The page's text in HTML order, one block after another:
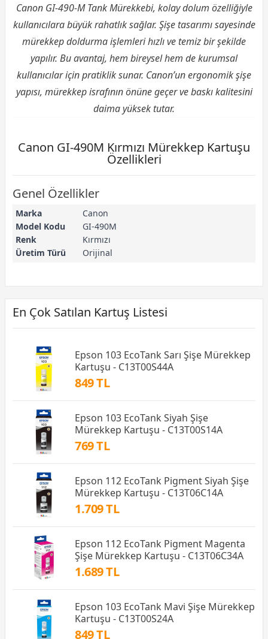
Canon GI-490-M Tank Mürekkebi, kolay dolum özelliğiyle
kullanıcılara büyük rahatlık sağlar. Şişe tasarımı sayesinde
mürekkep doldurma işlemleri hızlı ve temiz bir şekilde
yapılır. Bu avantaj, hem bireysel hem de kurumsal
kullanıcılar için pratiklik sunar. Canon’un ergonomik şişe
yapısı, mürekkep israfının önüne geçer ve baskı kalitesini
daima yüksek tutar.
Canon GI-490M Kırmızı Mürekkep Kartuşu
Özellikleri
Genel Özellikler
Marka
Canon
Model Kodu
GI-490M
Renk
Kırmızı
Üretim Türü
Orijinal
En Çok Satılan Kartuş Listesi
Epson 103 EcoTank Sarı Şişe Mürekkep
Kartuşu - C13T00S44A
849 TL
Epson 103 EcoTank Siyah Şişe
Mürekkep Kartuşu - C13T00S14A
769 TL
Epson 112 EcoTank Pigment Siyah Şişe
Mürekkep Kartuşu - C13T06C14A
1.709 TL
Epson 112 EcoTank Pigment Magenta
Şişe Mürekkep Kartuşu - C13T06C34A
1.689 TL
Epson 103 EcoTank Mavi Şişe Mürekkep
Kartuşu - C13T00S24A
849 TL